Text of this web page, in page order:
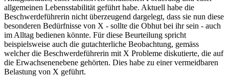
allgemeinen Lebensstabilität geführt habe. Aktuell habe die
Beschwerdeführerin nicht überzeugend dargelegt, dass sie nun diese
besonderen Bedürfnisse von X - sollte die Obhut bei ihr sein - auch
im Alltag bedienen könnte. Für diese Beurteilung spricht
beispielsweise auch die gutachterliche Beobachtung, gemäss
welcher die Beschwerdeführerin mit X Probleme diskutierte, die auf
die Erwachsenenebene gehörten. Dies habe zu einer vermeidbaren
Belastung von X geführt.